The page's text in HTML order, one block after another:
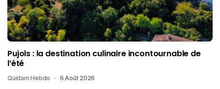
Pujols : la destination culinaire incontournable de
l’été
Quidam Hebdo 6 Août 2026